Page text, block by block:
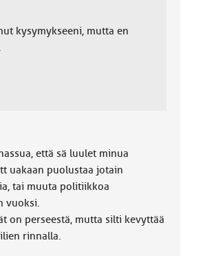
kysymykseeni, mutta en
että sä luulet minua
uakaan puolustaa jotain
tai muuta politiikkoa
vuoksi.
on perseestä, mutta silti kevyttää
rinnalla.